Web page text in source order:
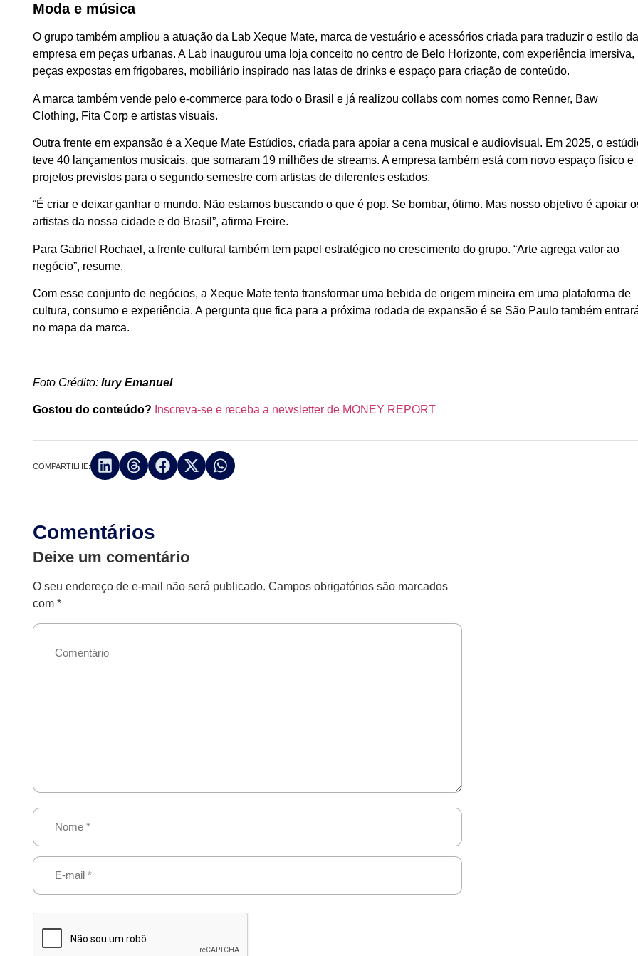
Moda e música
O grupo também ampliou a atuação da Lab Xeque Mate, marca de vestuário e acessórios criada para traduzir o estilo
empresa em peças urbanas. A Lab inaugurou uma loja conceito no centro de Belo Horizonte, com experiência imersiva,
peças expostas em frigobares, mobiliário inspirado nas latas de drinks e espaço para criação de conteúdo.
A marca também vende pelo e-commerce para todo o Brasil e já realizou collabs com nomes como Renner, Baw
Clothing, Fita Corp e artistas visuais.
Outra frente em expansão é a Xeque Mate Estúdios, criada para apoiar a cena musical e audiovisual. Em 2025, o
teve 40 lançamentos musicais, que somaram 19 milhões de streams. A empresa também está com novo espaço físico e
projetos previstos para o segundo semestre com artistas de diferentes estados.
“É criar e deixar ganhar o mundo. Não estamos buscando o que é pop. Se bombar, ótimo. Mas nosso objetivo é apoiar
artistas da nossa cidade e do Brasil”, afirma Freire.
Para Gabriel Rochael, a frente cultural também tem papel estratégico no crescimento do grupo. “Arte agrega valor ao
negócio”, resume.
Com esse conjunto de negócios, a Xeque Mate tenta transformar uma bebida de origem mineira em uma plataforma de
cultura, consumo e experiência. A pergunta que fica para a próxima rodada de expansão é se São Paulo também
no mapa da marca.
Foto Crédito:Iury Emanuel
Gostou do conteúdo? Inscreva-se e receba a newsletter de MONEY REPORT
COMPARTILHE:
Comentários
Deixe um comentário
O seu endereço de e-mail não será publicado. Campos obrigatórios são marcados
com*